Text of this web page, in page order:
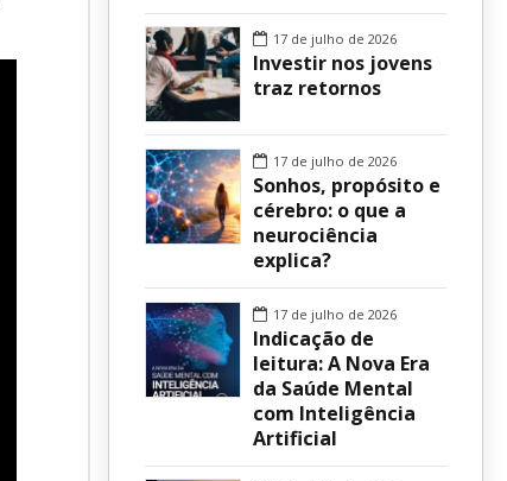
17 de julho de 2026
Investir nos jovens
traz retornos
17 de julho de 2026
Sonhos, propósito e
cérebro: o que a
neurociência
explica?
17 de julho de 2026
Indicação de
leitura: A Nova Era
da Saúde Mental
com Inteligência
Artificial